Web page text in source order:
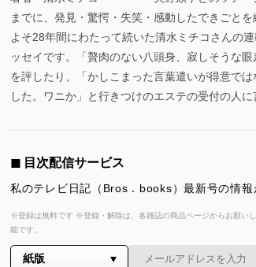
までに、発見・驚愕・失笑・感動したできごと
よそ28年間にわたって続いた清水ミチコさんの
ッセイです。「贅肉のない八頭身、寂しそうな
を評したり、「かしこまった言葉遣いが得意で
した。ワニか」と行きつけのエステの受付の人
◼︎ 目次配信サービス
私のテレビ日記（Bros．books）最新号の情
※登録は無料です ※登録・解除は、各雑誌の商品ページからお願い
能です。